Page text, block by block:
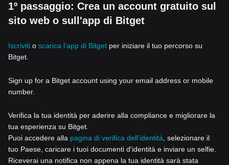
1º passaggio: Crea un account gratuito sul
sito web o sull'app di Bitget
Iscriviti o scarica l’app di Bitget per iniziare il tuo percorso su
Bitget.
Sign up for a Bitget account using your email address or mobile
number.
Verifica la tua identità per aderire alla compliance e migliorare la
tua esperienza su Bitget.
Puoi accedere alla pagina di verifica dell'identità , selezionare il
tuo Paese, caricare i tuoi documenti d'identità e inviare un selfie.
Riceverai una notifica non appena la tua identità sarà stata